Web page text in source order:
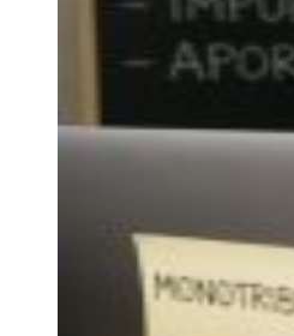
EL NUEVE STREAMS
PROGRAMACIÓN